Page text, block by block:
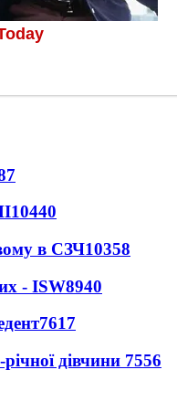
10440
в СЗЧ10358
- ISW8940
7617
дівчини 7556